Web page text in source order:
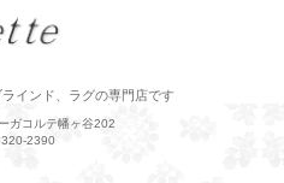
インド、ラグの専門店です
ガコルテ幡ヶ谷202
2390